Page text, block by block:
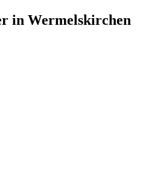
in Wermelskirchen